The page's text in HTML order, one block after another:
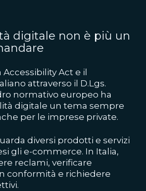
digitale non è più un
Accessibility Act e il
attraverso il D.Lgs.
normativo europeo ha
digitale un tema sempre
per le imprese private.
diversi prodotti e servizi
gli e-commerce. In Italia,
reclami, verificare
conformità e richiedere